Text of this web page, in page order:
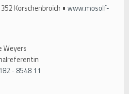
Korschenbroich • www.mosolf-
Weyers
- 8548 11